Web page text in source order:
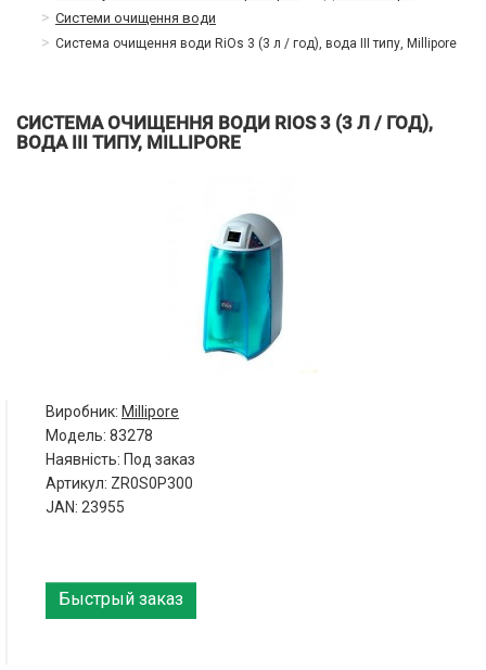
Системи очищення води
Система очищення води RiOs 3 (3 л / год), вода III типу, Millipore
СИСТЕМА ОЧИЩЕННЯ ВОДИ RIOS 3 (3 Л / ГОД),
ВОДА III ТИПУ, MILLIPORE
Виробник: Millipore
Модель: 83278
Наявність: Под заказ
Артикул: ZR0S0P300
JAN: 23955
Быстрый заказ